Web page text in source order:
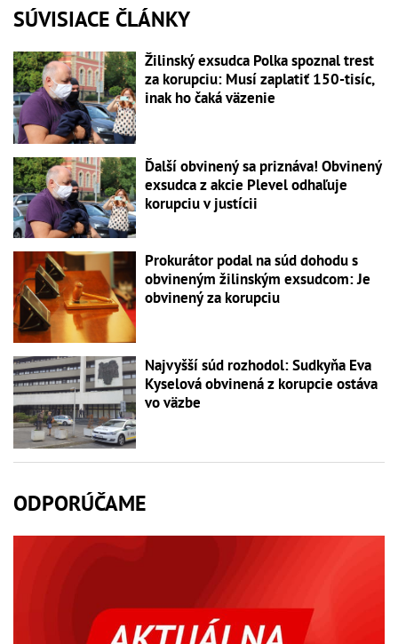
SÚVISIACE ČLÁNKY
Žilinský exsudca Polka spoznal trest
za korupciu: Musí zaplatiť 150-tisíc,
inak ho čaká väzenie
Ďalší obvinený sa priznáva! Obvinený
exsudca z akcie Plevel odhaľuje
korupciu v justícii
Prokurátor podal na súd dohodu s
obvineným žilinským exsudcom: Je
obvinený za korupciu
Najvyšší súd rozhodol: Sudkyňa Eva
Kyselová obvinená z korupcie ostáva
vo väzbe
ODPORÚČAME